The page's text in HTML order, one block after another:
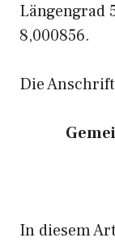
Längengrad
8,000856.
Die
In diesem